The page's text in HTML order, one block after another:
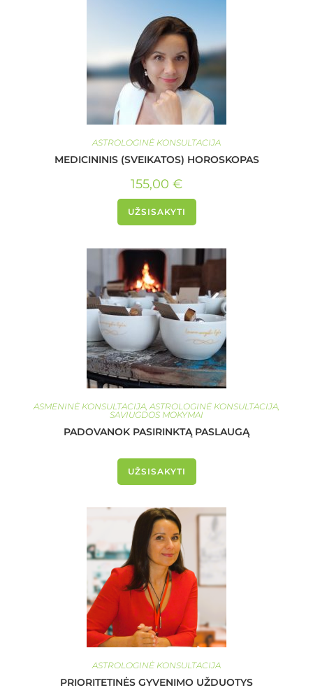
ASTROLOGINĖ KONSULTACIJA
MEDICININIS (SVEIKATOS) HOROSKOPAS
155,00 €
UŽSISAKYTI
ASMENINĖ KONSULTACIJA ASTROLOGINĖ KONSULTACIJA
SAVIUGDOS MOKYMAI
PADOVANOK PASIRINKTĄ PASLAUGĄ
UŽSISAKYTI
ASTROLOGINĖ KONSULTACIJA
PRIORITETINĖS GYVENIMO UŽDUOTYS